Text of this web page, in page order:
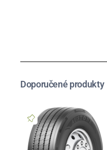
Doporučené produkty